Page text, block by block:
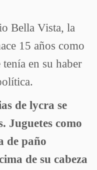
Bella Vista, la
15 años como
en su haber
de lycra se
Juguetes como
de paño
de su cabeza